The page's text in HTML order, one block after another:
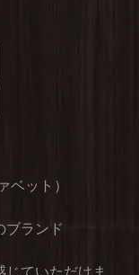
ベット）
ブランド